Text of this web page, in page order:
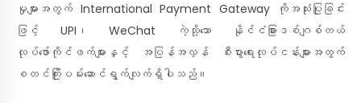
မှုများအတွက် International Payment Gateway ကိုအသုံးပြုခြင်း
ဖြင့် UPI၊ WeChat ကဲ့သို့သော နိုင်ငံခြားဒစ်ဂျစ်တယ်
လုပ်ဖော်ကိုင်ဖက်များနှင့် အပြန်အလှန် စီးပွားရေးလုပ်ငန်းများအတွက်
စတင်ကြိုးပမ်းဆောင်ရွက်လျက်ရှိပါသည်။